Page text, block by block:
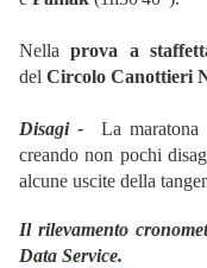
Nellaprova a
del Circolo Canottieri
Disagi - La maratona
creando non pochi
alcune uscite della
Il rilevamento
Data Service.